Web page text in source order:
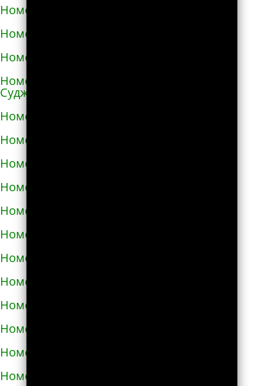
Номера телефонов такси в Анапе
Номера телефонов такси в Ангарске
Номера телефонов такси в Андреаполе
Номера телефонов такси в Анжеро-
Судженске
Номера телефонов такси в Аниве
Номера телефонов такси в Анне
Номера телефонов такси в Апатитах
Номера телефонов такси в Апрелевке
Номера телефонов такси в Апшеронске
Номера телефонов такси в Арамиле
Номера телефонов такси в Аргуне
Номера телефонов такси в Ардатове
Номера телефонов такси в Ардоне
Номера телефонов такси в Арзамасе
Номера телефонов такси в Аркадаке
Номера телефонов такси в Армавире